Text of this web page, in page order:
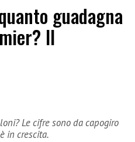
guadagna
Il
Le cifre sono da capogiro
in crescita.